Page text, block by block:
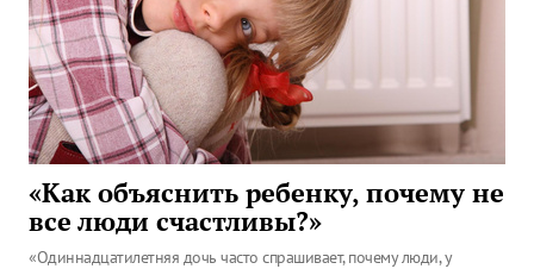
«Как объяснить ребенку, почему не
все люди счастливы?»
«Одиннадцатилетняя дочь часто спрашивает, почему люди, у